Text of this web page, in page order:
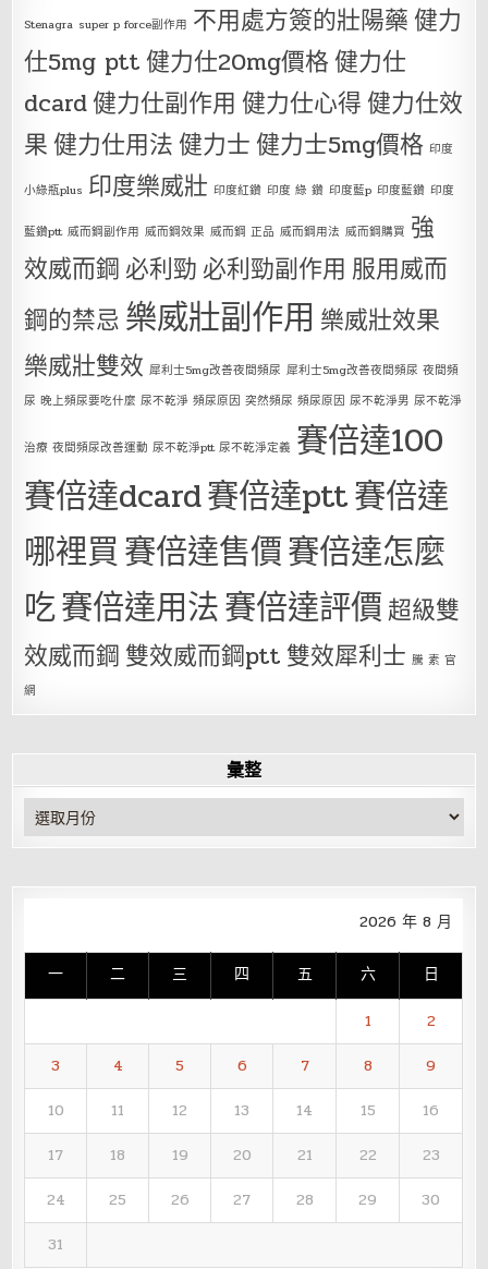
Stenagra super p force副作用 不用處方簽的壯陽藥健力
仕5mg ptt健力仕20mg價格健力仕
dcard健力仕副作用 健力仕心得健力仕效
果健力仕用法健力士健力士5mg價格 印度
小綠瓶plus 印度樂威壯 印度紅鑽 印度 綠 鑽 印度藍p 印度藍鑽 印度
藍鑽ptt 威而鋼副作用 威而鋼效果 威而鋼 正品 威而鋼用法 威而鋼購買 強
效威而鋼 必利勁 必利勁副作用 服用威而
鋼的禁忌 樂威壯副作用 樂威壯效果
樂威壯雙效 犀利士5mg改善夜間頻尿 犀利士5mg改善夜間頻尿 夜間頻
尿 晚上頻尿要吃什麼 尿不乾淨 頻尿原因 突然頻尿 頻尿原因 尿不乾淨男 尿不乾淨
治療 夜間頻尿改善運動 尿不乾淨ptt 尿不乾淨定義 賽倍達100
賽倍達dcard賽倍達ptt賽倍達
哪裡買賽倍達售價賽倍達怎麼
吃賽倍達用法賽倍達評價超級雙
效威而鋼 雙效威而鋼ptt 雙效犀利士 騰 素 官
網
彙整
彙
整
2026 年 8 月
一 二 三 四 五 六 日
1
2
3
4 5 6 7 8
9
10
11 12 13 14 15
16
17
18 19 20 21 22
23
24
25 26 27 28 29
30
31